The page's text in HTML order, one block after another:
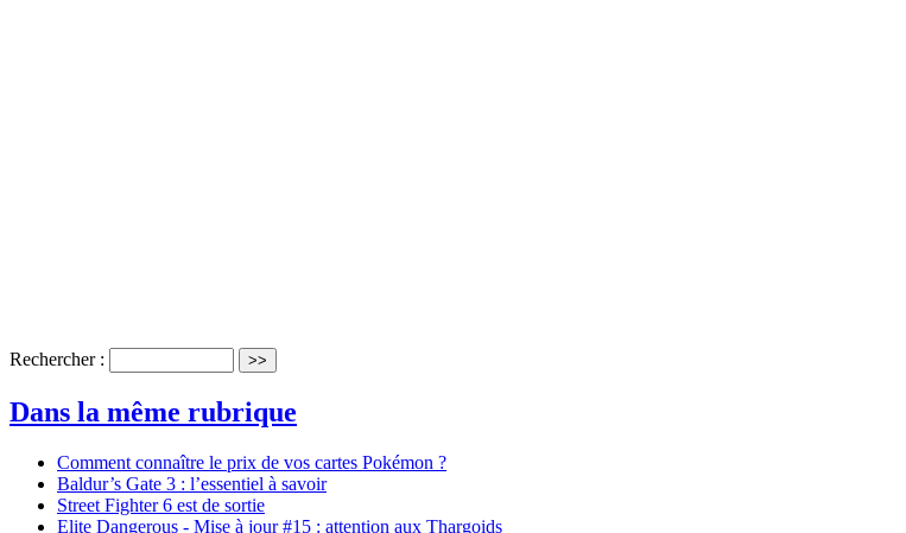
Rechercher :
Dans la même rubrique
Comment connaître le prix de vos cartes Pokémon ?
Baldur’s Gate 3 : l’essentiel à savoir
Street Fighter 6 est de sortie
Elite Dangerous - Mise à jour #15 : attention aux Thargoids